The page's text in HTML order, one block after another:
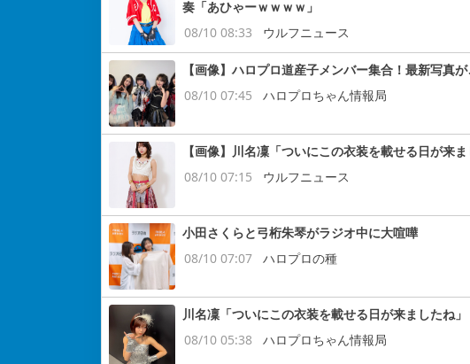
奏「あひゃーｗｗｗｗ」
08/10 08:33
ウルフニュース
【画像】ハロプロ道産子メンバー集合！最新写真
08/10 07:45
ハロプロちゃん情報局
【画像】川名凜「ついにこの衣装を載せる日が来ま
08/10 07:15
ウルフニュース
小田さくらと弓桁朱琴がラジオ中に大喧嘩
08/10 07:07
ハロプロの種
川名凜「ついにこの衣装を載せる日が来ましたね」
08/10 05:38
ハロプロちゃん情報局